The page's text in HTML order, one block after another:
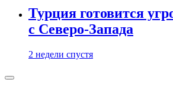
Турция готовится
с Северо-Запада
2 недели спустя